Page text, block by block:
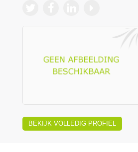
BEKIJK VOLLEDIG PROFIEL